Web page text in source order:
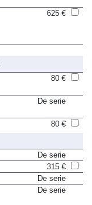
De serie
315 €
De serie